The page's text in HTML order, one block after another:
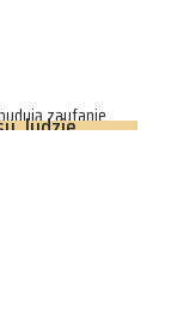
ludzie